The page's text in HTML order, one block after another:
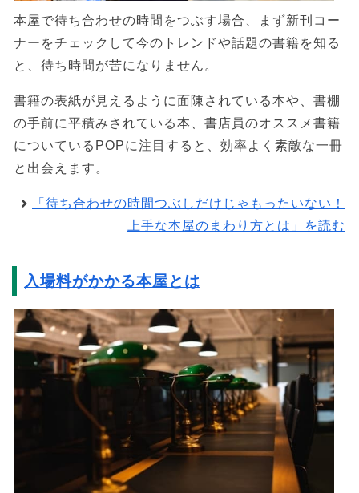
本屋で待ち合わせの時間をつぶす場合、まず新刊コー
ナーをチェックして今のトレンドや話題の書籍を知る
と、待ち時間が苦になりません。
書籍の表紙が見えるように面陳されている本や、書棚
の手前に平積みされている本、書店員のオススメ書籍
についているPOPに注目すると、効率よく素敵な一冊
と出会えます。
「待ち合わせの時間つぶしだけじゃもったいない！
上手な本屋のまわり方とは」を読む
入場料がかかる本屋とは